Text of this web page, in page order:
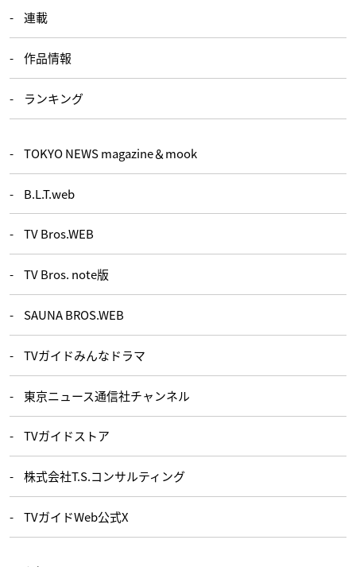
連載
作品情報
ランキング
TOKYO NEWS magazine＆mook
B.L.T.web
TV Bros.WEB
TV Bros. note版
SAUNA BROS.WEB
TVガイドみんなドラマ
東京ニュース通信社チャンネル
TVガイドストア
株式会社T.S.コンサルティング
TVガイドWeb公式X